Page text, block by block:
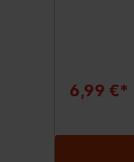
6,99 €*